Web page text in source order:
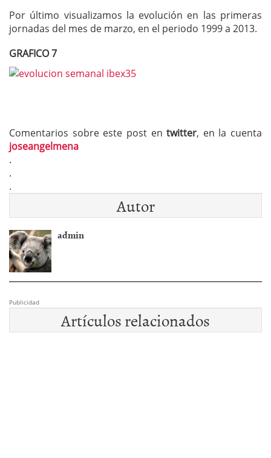
Por último visualizamos la evolución en las primeras
jornadas del mes de marzo, en el periodo 1999 a 2013.
GRAFICO 7
Comentarios sobre este post entwitter, en la cuenta
joseangelmena
.
.
.
Autor
admin
Publicidad
Artículos relacionados